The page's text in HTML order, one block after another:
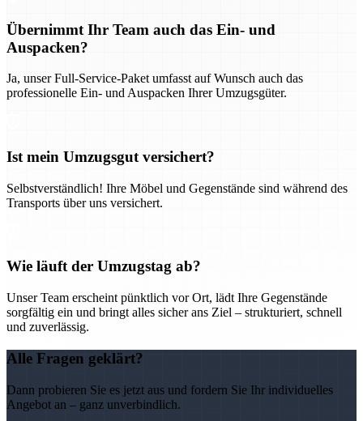
Übernimmt Ihr Team auch das Ein- und
Auspacken?
Ja, unser Full-Service-Paket umfasst auf Wunsch auch das
professionelle Ein- und Auspacken Ihrer Umzugsgüter.
Ist mein Umzugsgut versichert?
Selbstverständlich! Ihre Möbel und Gegenstände sind während des
Transports über uns versichert.
Wie läuft der Umzugstag ab?
Unser Team erscheint pünktlich vor Ort, lädt Ihre Gegenstände
sorgfältig ein und bringt alles sicher ans Ziel – strukturiert, schnell
und zuverlässig.
Alle Fragen geklärt?
Dann probieren Sie es jetzt aus und fordern Sie Ihr individuelles
Angebot an – ganz unverbindlich.